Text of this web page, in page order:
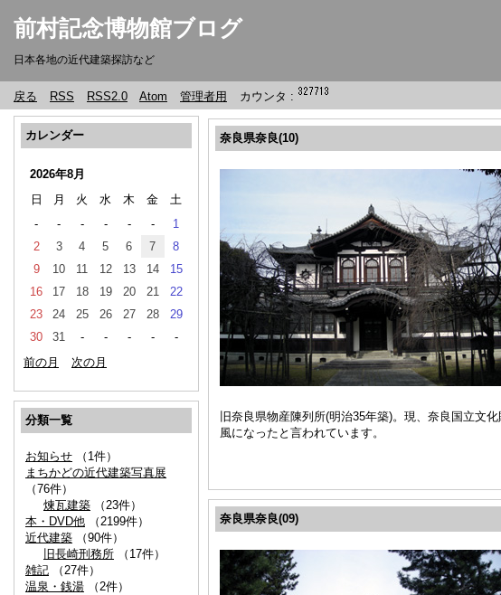
前村記念博物館ブログ
日本各地の近代建築探訪など
戻る RSS RSS2.0 Atom 管理者用 カウンタ :
カレンダー
2026年8月
日
月 火 水 木 金
土
-
- - - - -
1
2
3 4 5 6 7
8
9
10 11 12 13 14
15
16
17 18 19 20 21
22
23
24 25 26 27 28
29
30
31 - - - -
-
前の月
次の月
分類一覧
お知らせ （1件）
まちかどの近代建築写真展
（76件）
煉瓦建築 （23件）
本・DVD他 （2199件）
近代建築 （90件）
旧長崎刑務所 （17件）
雑記 （27件）
温泉・銭湯 （2件）
奈良県奈良(10)
旧奈良県物産陳列所(明治35年築)。現、奈良国立文
風になったと言われています。
奈良県奈良(09)